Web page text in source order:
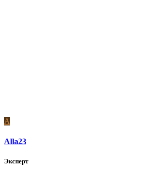
A
Alla23
Эксперт